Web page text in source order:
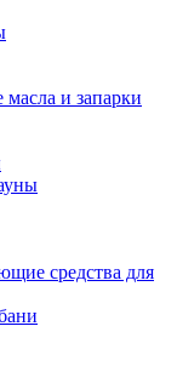
и запарки
средства для